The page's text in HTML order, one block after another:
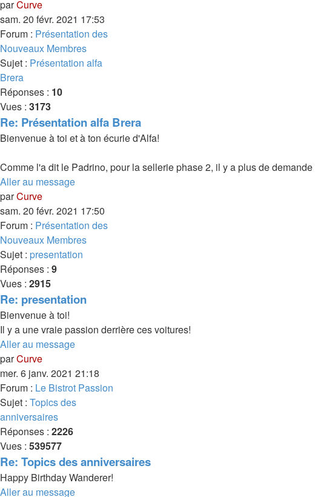
parCurve
sam. 20 févr. 2021 17:53
Forum : Présentation des
Nouveaux Membres
Sujet : Présentation alfa
Brera
Réponses : 10
Vues : 3173
Re: Présentation alfa Brera
Bienvenue à toi et à ton écurie d'Alfa!
Comme l'a dit le Padrino, pour la sellerie phase 2, il y a plus de demande
Aller au message
parCurve
sam. 20 févr. 2021 17:50
Forum : Présentation des
Nouveaux Membres
Sujet : presentation
Réponses : 9
Vues : 2915
Re: presentation
Bienvenue à toi!
Il y a une vraie passion derrière ces voitures!
Aller au message
parCurve
mer. 6 janv. 2021 21:18
Forum : Le Bistrot Passion
Sujet : Topics des
anniversaires
Réponses : 2226
Vues : 539577
Re: Topics des anniversaires
Happy Birthday Wanderer!
Aller au message